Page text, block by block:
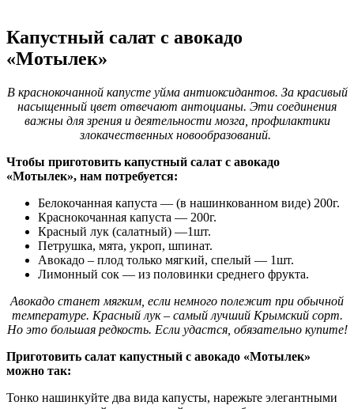
Капустный салат с авокадо
«Мотылек»
В краснокочанной капусте уйма антиоксидантов. За красивый
насыщенный цвет отвечают антоцианы. Эти соединения
важны для зрения и деятельности мозга, профилактики
злокачественных новообразований.
Чтобы приготовить капустный салат с авокадо
«Мотылек», нам потребуется:
Белокочанная капуста — (в нашинкованном виде) 200г.
Краснокочанная капуста — 200г.
Красный лук (салатный) —1шт.
Петрушка, мята, укроп, шпинат.
Авокадо – плод только мягкий, спелый — 1шт.
Лимонный сок — из половинки среднего фрукта.
Авокадо станет мягким, если немного полежит при обычной
температуре. Красный лук – самый лучший Крымский сорт.
Но это большая редкость. Если удастся, обязательно купите!
Приготовить салат капустный с авокадо «Мотылек»
можно так:
Тонко нашинкуйте два вида капусты, нарежьте элегантными